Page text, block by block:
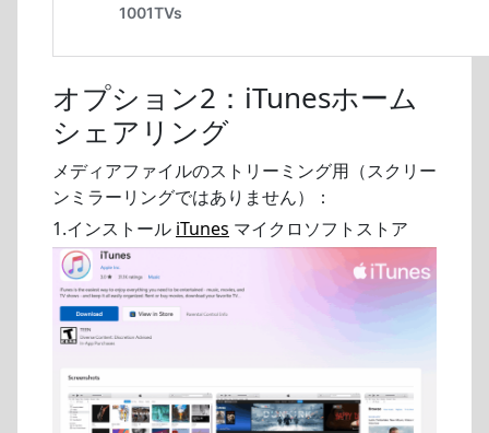
オプション2：iTunesホーム
シェアリング
メディアファイルのストリーミング用（スクリー
ンミラーリングではありません）：
1.インストール iTunes マイクロソフトストア